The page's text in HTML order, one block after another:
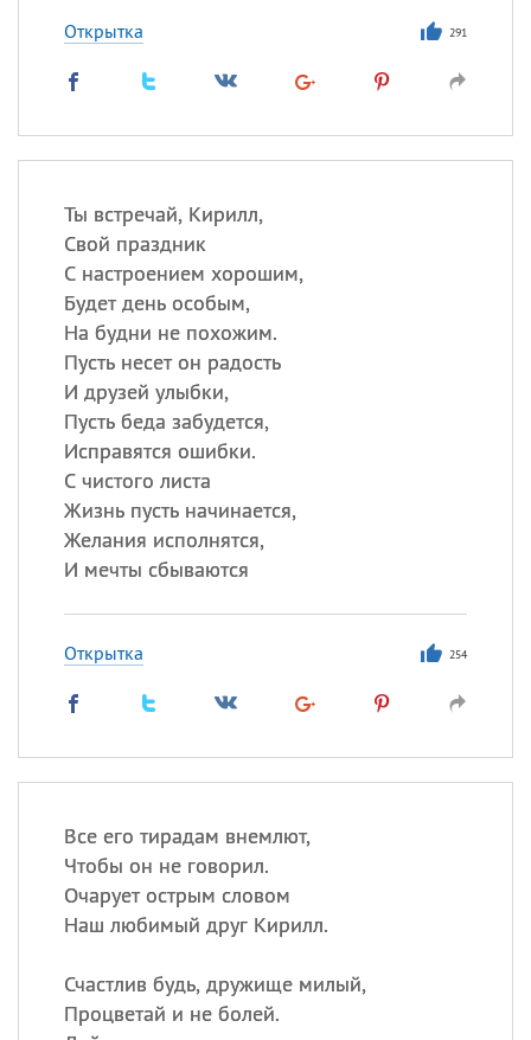
Открытка 291
Ты встречай, Кирилл,
Свой праздник
С настроением хорошим,
Будет день особым,
На будни не похожим.
Пусть несет он радость
И друзей улыбки,
Пусть беда забудется,
Исправятся ошибки.
С чистого листа
Жизнь пусть начинается,
Желания исполнятся,
И мечты сбываются
Открытка 254
Все его тирадам внемлют,
Чтобы он не говорил.
Очарует острым словом
Наш любимый друг Кирилл.
Счастлив будь, дружище милый,
Процветай и не болей.